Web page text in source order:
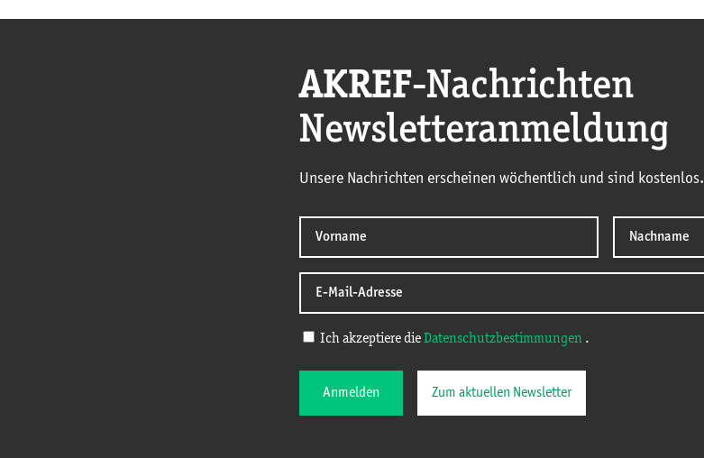
AKREF-Nachrichten
Newsletteranmeldung
Unsere Nachrichten erscheinen wöchentlich und sind kostenlos.
Ich akzeptiere die Datenschutzbestimmungen .
Anmelden Zum aktuellen Newsletter